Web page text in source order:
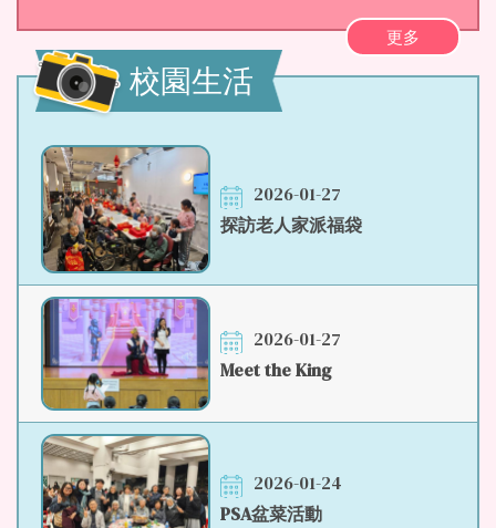
2025至26學年上學期書單定稿
2025-2027學年「校友校董」選舉候選人資料及結果
辦理2025-26年度統一派位入學註冊須知
聖羅撒學校法團校董會 — 校友校董選舉通知
聖羅撒學校第七十七周年「校慶樂繽紛」—校友登記
表格
更多
校園生活
2026-01-27
探訪老人家派福袋
2026-01-27
Meet the King
2026-01-24
PSA盆菜活動